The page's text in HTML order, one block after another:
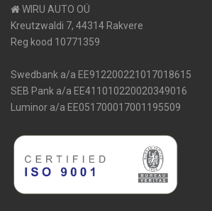
WIRU AUTO OÜ
Kreutzwaldi 7, 44314 Rakvere
Reg kood 10771359
Swedbank a/a EE912200221017018615
SEB Pank a/a EE411010220020349016
Luminor a/a EE051700017001195509